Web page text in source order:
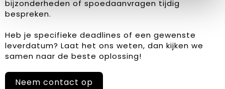
bijzonderheden of spoedaanvragen tijdig
bespreken.
Heb je specifieke deadlines of een gewenste
leverdatum? Laat het ons weten, dan kijken we
samen naar de beste oplossing!
Neem contact op